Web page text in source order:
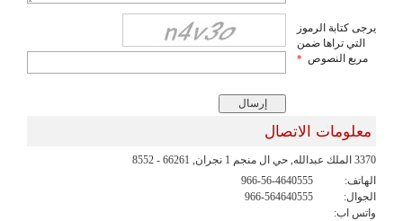
يرجى كتابة الرموز
التي تراها ضمن
مربع النصوص *
معلومات الاتصال
3370 الملك عبدالله, حي ال منجم 1 نجران, 66261 - 8552
الهاتف:
966-56-4640555
الجوال:
966-564640555
واتس اب: